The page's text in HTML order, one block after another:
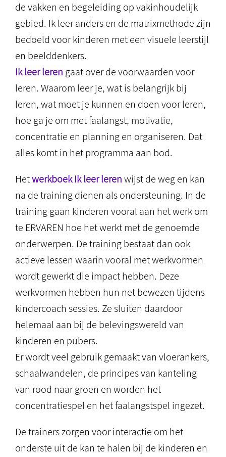
de vakken en begeleiding op vakinhoudelijk
gebied. Ik leer anders en de matrixmethode zijn
bedoeld voor kinderen met een visuele leerstijl
en beelddenkers.
Ik leer leren gaat over de voorwaarden voor
leren. Waarom leer je, wat is belangrijk bij
leren, wat moet je kunnen en doen voor leren,
hoe ga je om met faalangst, motivatie,
concentratie en planning en organiseren. Dat
alles komt in het programma aan bod.
Hetwerkboek Ik leer lerenwijst de weg en kan
na de training dienen als ondersteuning. In de
training gaan kinderen vooral aan het werk om
te ERVAREN hoe het werkt met de genoemde
onderwerpen. De training bestaat dan ook
actieve lessen waarin vooral met werkvormen
wordt gewerkt die impact hebben. Deze
werkvormen hebben hun net bewezen tijdens
kindercoach sessies. Ze sluiten daardoor
helemaal aan bij de belevingswereld van
kinderen en pubers.
Er wordt veel gebruik gemaakt van vloerankers,
schaalwandelen, de principes van kanteling
van rood naar groen en worden het
concentratiespel en het faalangstspel ingezet.
De trainers zorgen voor interactie om het
onderste uit de kan te halen bij de kinderen en